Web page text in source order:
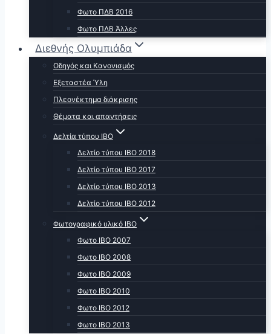
Φωτο ΠΔΒ 2016
Φωτο ΠΔΒ Άλλες
Διεθνής Ολυμπιάδα
Οδηγός και Κανονισμός
Εξεταστέα Ύλη
Πλεονέκτημα διάκρισης
Θέματα και απαντήσεις
Δελτία τύπου ΙΒΟ
Δελτίο τύπου ΙΒΟ 2018
Δελτίο τύπου ΙΒΟ 2017
Δελτίο τύπου ΙΒΟ 2013
Δελτίο τύπου ΙΒΟ 2012
Φωτογραφικό υλικό ΙΒΟ
Φωτο ΙΒΟ 2007
Φωτο IBO 2008
Φωτο ΙΒΟ 2009
Φωτο ΙΒΟ 2010
Φωτο ΙΒΟ 2012
Φωτο ΙΒΟ 2013